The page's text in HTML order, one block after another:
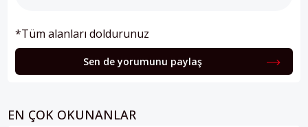
*Tüm alanları doldurunuz
Sen de yorumunu paylaş
EN ÇOK OKUNANLAR